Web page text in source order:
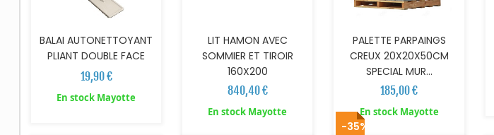
BALAI AUTONETTOYANT
PLIANT DOUBLE FACE
19,90 €
En stock Mayotte
LIT HAMON AVEC
SOMMIER ET TIROIR
160X200
840,40 €
En stock Mayotte
PALETTE PARPAINGS
CREUX 20X20X50CM
SPECIAL MUR...
185,00 €
En stock Mayotte
AJOUTER AU PANIER
-35%